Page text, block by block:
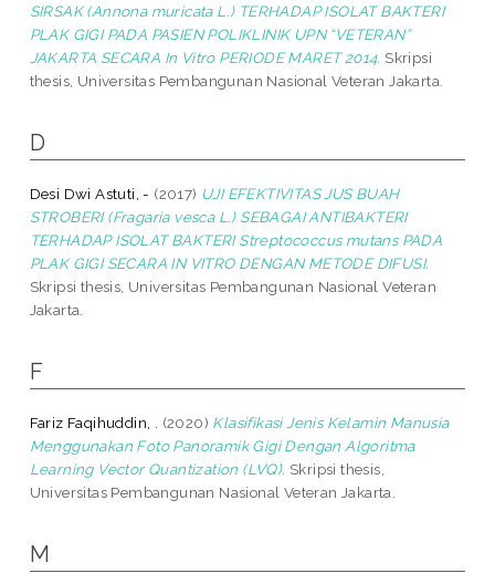
SIRSAK (Annona muricata L.) TERHADAP ISOLAT BAKTERI
PLAK GIGI PADA PASIEN POLIKLINIK UPN “VETERAN”
JAKARTA SECARA In Vitro PERIODE MARET 2014. Skripsi
thesis, Universitas Pembangunan Nasional Veteran Jakarta.
D
Desi Dwi Astuti, - (2017) UJI EFEKTIVITAS JUS BUAH
STROBERI (Fragaria vesca L.) SEBAGAI ANTIBAKTERI
TERHADAP ISOLAT BAKTERI Streptococcus mutans PADA
PLAK GIGI SECARA IN VITRO DENGAN METODE DIFUSI.
Skripsi thesis, Universitas Pembangunan Nasional Veteran
Jakarta.
F
Fariz Faqihuddin, . (2020) Klasifikasi Jenis Kelamin Manusia
Menggunakan Foto Panoramik Gigi Dengan Algoritma
Learning Vector Quantization (LVQ). Skripsi thesis,
Universitas Pembangunan Nasional Veteran Jakarta.
M